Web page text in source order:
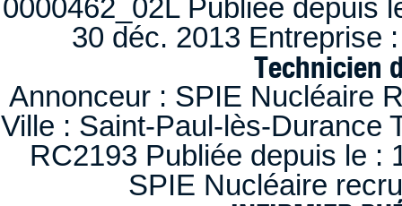
0000462_02L Publiée depuis
30 déc. 2013
Technicien
Annonceur : SPIE Nucléaire
Ville : Saint-Paul-lès-Durance
RC2193 Publiée depuis le :
SPIE Nucléaire